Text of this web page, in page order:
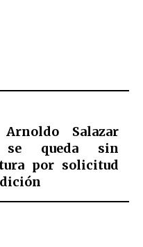
Salazar
se queda sin
por solicitud